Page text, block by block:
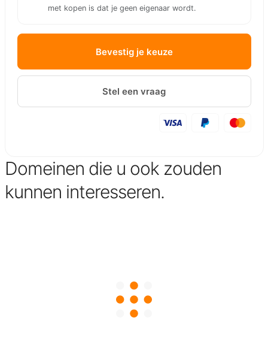
met kopen is dat je geen eigenaar wordt.
Bevestig je keuze
Stel een vraag
Domeinen die u ook zouden
kunnen interesseren.